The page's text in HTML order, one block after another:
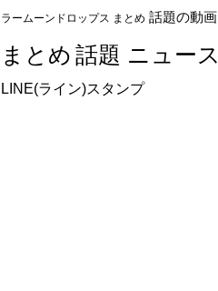
ラームーンドロップス まとめ 話題の動画
まとめ 話題 ニュース
LINE(ライン)スタンプ